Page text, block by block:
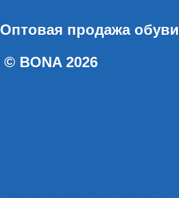
Оптовая продажа обуви
© BONA 2026